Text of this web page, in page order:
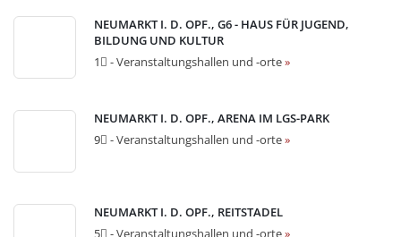
NEUMARKT I. D. OPF., G6 - HAUS FÜR JUGEND,
BILDUNG UND KULTUR
1⃣ - Veranstaltungshallen und -orte»
NEUMARKT I. D. OPF., ARENA IM LGS-PARK
9⃣ - Veranstaltungshallen und -orte»
NEUMARKT I. D. OPF., REITSTADEL
5⃣ - Veranstaltungshallen und -orte»